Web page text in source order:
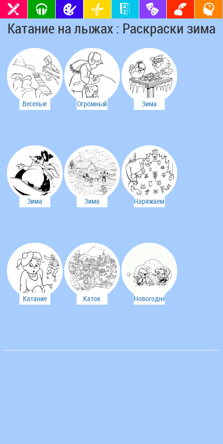
Катание на лыжах : Раскраски зима
Веселые
Огромный
Зима
Зима Зима
Наряжаем
Катание
Каток
Новогодняя